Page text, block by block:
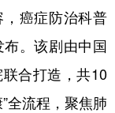
癌症防治科普
。该剧由中国
合打造，共10
全流程，聚焦肺